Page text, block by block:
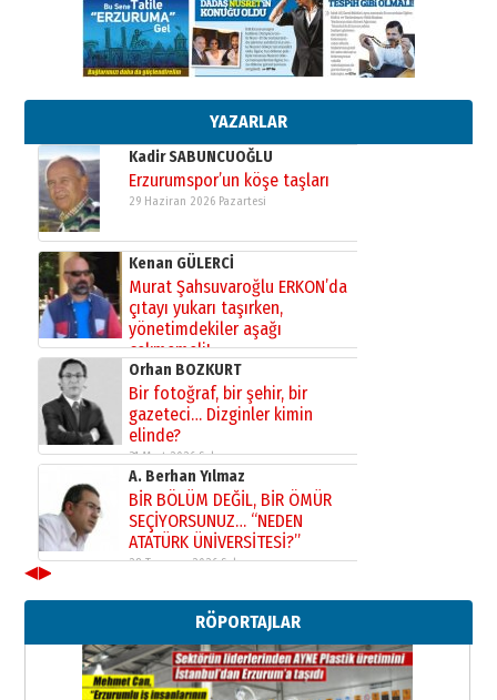
YAZARLAR
13 Mayıs 2026 Çarşamba
Esat BİNDESEN
Başkan Sekmen’den Erzurum’a
02 Ağustos 2026 Pazar
Kadir SABUNCUOĞLU
Erzurumspor’un köşe taşları
29 Haziran 2026 Pazartesi
Kenan GÜLERCİ
Murat Şahsuvaroğlu ERKON’da
çıtayı yukarı taşırken,
yönetimdekiler aşağı
çekmemeli!
17 Şubat 2026 SalıOrhan BOZKURT
Bir fotoğraf, bir şehir, bir
gazeteci… Dizginler kimin
elinde?
31 Mart 2026 Salı
A. Berhan Yılmaz
BİR BÖLÜM DEĞİL, BİR ÖMÜR
SEÇİYORSUNUZ… “NEDEN
ATATÜRK ÜNİVERSİTESİ?”
28 Temmuz 2026 Salı
Ahmed Yesevi’den bir Alperen…
”Reisimiz” idi… Hakka yürüdü.!
26 Mart 2026 Perşembe
Cem Bakırcı
◀▶
RÖPORTAJLAR